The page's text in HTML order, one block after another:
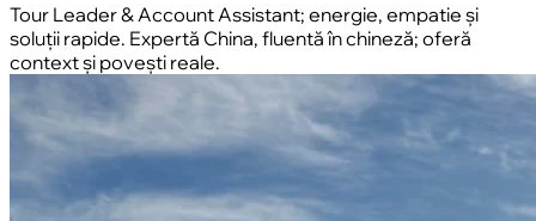
Tour Leader & Account Assistant; energie, empatie și
soluții rapide. Expertă China, fluentă în chineză; oferă
context și povești reale.